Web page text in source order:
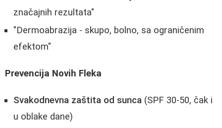
značajnih rezultata"
"Dermoabrazija - skupo, bolno, sa ograničenim
efektom"
Prevencija Novih Fleka
Svakodnevna zaštita od sunca (SPF 30-50, čak i
u oblake dane)